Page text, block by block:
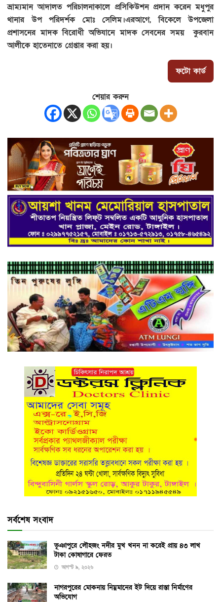
ভ্রাম্যমান আদালত পরিচালনাকালে প্রসিকিউশন প্রদান করেন মধুপুর
থানার উপ পরিদর্শক মোঃ সেলিম।এরআগে, বিকেলে উপজেলা
প্রশাসনের মাদক বিরোধী অভিযানে মাদক সেবনের সময় কুরবান
আলীকে হাতেনাতে গ্রেপ্তার করা হয়।
ফটো কার্ড
শেয়ার করুন
সর্বশেষ সংবাদ
ভূঞাপুরে লৌহজং নদীর মুখ খনন না করেই প্রায় ৪৩ লাখ
টাকা কোষাগারে ফেরত
আগস্ট ৯, ২০২৬
নাগরপুরের মোকনায় নিম্নমানের ইট দিয়ে রাস্তা নির্মাণের
অভিযোগ